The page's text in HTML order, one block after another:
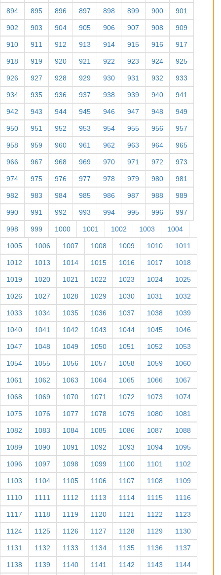
894 895 896 897 898 899 900 901
902 903 904 905 906 907 908 909
910 911 912 913 914 915 916 917
918 919 920 921 922 923 924 925
926 927 928 929 930 931 932 933
934 935 936 937 938 939 940 941
942 943 944 945 946 947 948 949
950 951 952 953 954 955 956 957
958 959 960 961 962 963 964 965
966 967 968 969 970 971 972 973
974 975 976 977 978 979 980 981
982 983 984 985 986 987 988 989
990 991 992 993 994 995 996 997
998 999 1000 1001 1002 1003 1004
1005 1006 1007 1008 1009 1010 1011
1012 1013 1014 1015 1016 1017 1018
1019 1020 1021 1022 1023 1024 1025
1026 1027 1028 1029 1030 1031 1032
1033 1034 1035 1036 1037 1038 1039
1040 1041 1042 1043 1044 1045 1046
1047 1048 1049 1050 1051 1052 1053
1054 1055 1056 1057 1058 1059 1060
1061 1062 1063 1064 1065 1066 1067
1068 1069 1070 1071 1072 1073 1074
1075 1076 1077 1078 1079 1080 1081
1082 1083 1084 1085 1086 1087 1088
1089 1090 1091 1092 1093 1094 1095
1096 1097 1098 1099 1100 1101 1102
1103 1104 1105 1106 1107 1108 1109
1110 1111 1112 1113 1114 1115 1116
1117 1118 1119 1120 1121 1122 1123
1124 1125 1126 1127 1128 1129 1130
1131 1132 1133 1134 1135 1136 1137
1138 1139 1140 1141 1142 1143 1144